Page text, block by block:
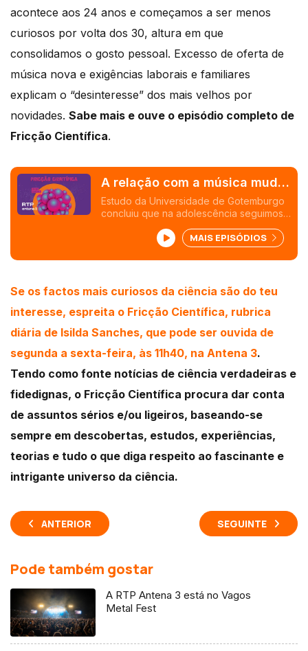
acontece aos 24 anos e começamos a ser menos
curiosos por volta dos 30, altura em que
consolidamos o gosto pessoal. Excesso de oferta de
música nova e exigências laborais e familiares
explicam o “desinteresse” dos mais velhos por
novidades. Sabe mais e ouve o episódio completo de
Fricção Científica.
A relação com a música muda
ao longo da vida
Estudo da Universidade de Gotemburgo
concluiu que na adolescência seguimos
adulta alargamos gostos e na velhice
cultivamos clássicos da nossa vida
MAIS EPISÓDIOS
Se os factos mais curiosos da ciência são do teu
interesse, espreita o Fricção Científica, rubrica
diária de Isilda Sanches, que pode ser ouvida de
segunda a sexta-feira, às 11h40, na Antena 3.
Tendo como fonte notícias de ciência verdadeiras e
fidedignas, o Fricção Científica procura dar conta
de assuntos sérios e/ou ligeiros, baseando-se
sempre em descobertas, estudos, experiências,
teorias e tudo o que diga respeito ao fascinante e
intrigante universo da ciência.
ANTERIOR SEGUINTE
Pode também gostar
A RTP Antena 3 está no Vagos
Metal Fest